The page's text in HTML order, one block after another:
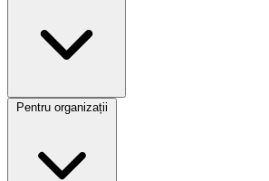
Pentru organizații